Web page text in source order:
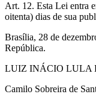
Art. 12. Esta Lei entra
oitenta) dias de sua
Brasília, 28 de
República.
LUIZ INÁCIO LULA
Camilo Sobreira de